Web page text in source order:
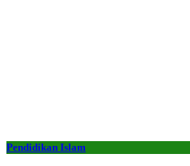
Pendidikan Islam